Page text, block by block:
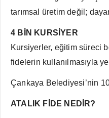
tarımsal üretim değil;
4 BİN KURSİYER
Kursiyerler, eğitim süreci
fidelerin kullanılmasıyla
Çankaya Belediyesi’nin
ATALIK FİDE NEDİR?